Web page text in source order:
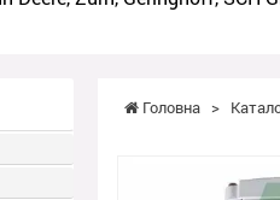
Головна >